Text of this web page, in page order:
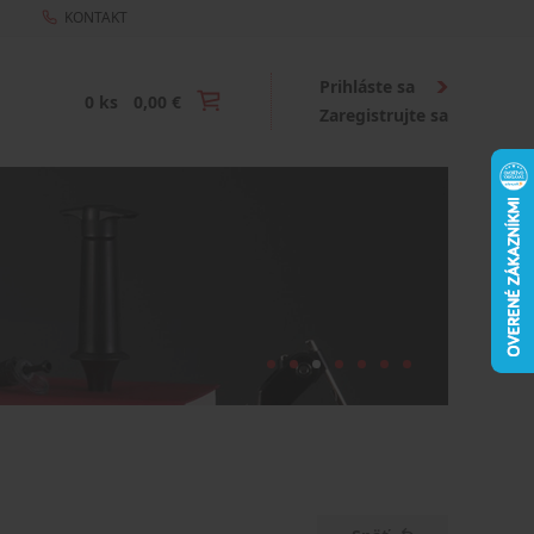
KONTAKT
0 ks 0,00 €
Prihláste sa
Zaregistrujte sa